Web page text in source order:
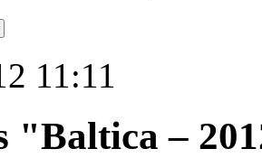
11:11
"Baltica –